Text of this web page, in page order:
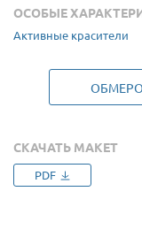
ОСОБЫЕ
Активные красители
СКАЧАТЬ МАКЕТ
PDF